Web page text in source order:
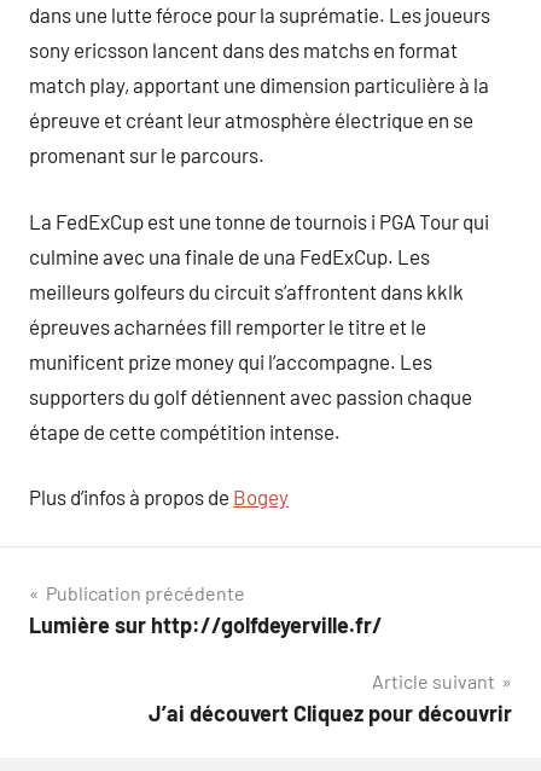
dans une lutte féroce pour la suprématie. Les joueurs
sony ericsson lancent dans des matchs en format
match play, apportant une dimension particulière à la
épreuve et créant leur atmosphère électrique en se
promenant sur le parcours.
La FedExCup est une tonne de tournois i PGA Tour qui
culmine avec una finale de una FedExCup. Les
meilleurs golfeurs du circuit s’affrontent dans kklk
épreuves acharnées fill remporter le titre et le
munificent prize money qui l’accompagne. Les
supporters du golf détiennent avec passion chaque
étape de cette compétition intense.
Plus d’infos à propos de Bogey
Navigation
de
Publication précédente
Lumière sur http://golfdeyerville.fr/
Article suivant
J’ai découvert Cliquez pour découvrir